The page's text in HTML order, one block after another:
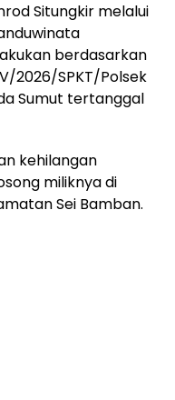
Situngkir melalui
berdasarkan
2026/SPKT/Polsek
Sumut tertanggal
kehilangan
miliknya di
Sei Bamban.